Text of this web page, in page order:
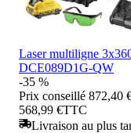
Laser multiligne
DCE089D1G-QW
-35 %
Prix conseillé 872,40
568,99 €TTC
Livraison au plus